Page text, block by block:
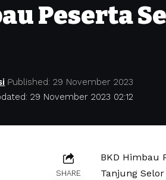
Peserta
29 November 2023 02:12
Published: 29 November 2023
SHARE
BKD Himbau
Tanjung